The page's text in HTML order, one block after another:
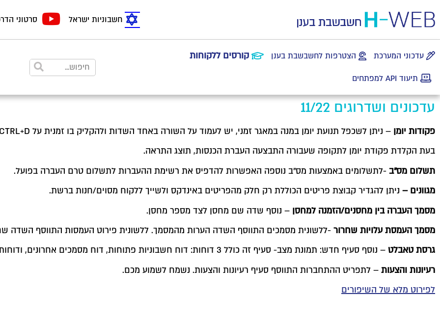
חשבוניות ישראל סרטוני
עדכוני המערכת הצטרפות לחשבשבת בענן קורסים ללקוחות
תיעוד API למפתחים
עדכונים ושדרוגים 11/22
פקודות יומן – ניתן לשכפל תנועת יומן במנה במאגר זמני, יש לעמוד על השורה באחד השדות ולהקליק בו זמנית על CTRL+D או קליק ימני – שיכפול שורה.
בעת הקלדת פקודת יומן לתקופה שעבורה התבצעה העברת הכנסות, תוצג התראה.
תשלום מס"ב -לתשלומים באמצעות מס"ב נוספה האפשרות להדפיס את רשימת ההעברות לתשלום טרם העברה בפועל.
מגוונים – ניתן להגדיר קבוצת פריטים הכוללת רק חלק מהפריטים באינדקס ולשייך ללקוח מסוים/חנות ברשת.
מסמך העברה בין מחסנים/הזמנה למחסן – נוסף שדה שם מחסן לצד מספר מחסן.
מסמך העמסת עלויות שחרור -ללשונית מסמכים התווסף השדה הערות מהמסמך. ללשונית פירוט העמסות התווסף השדה
גרסת טאבלט – נוסף סעיף חדש: תמונת מצב- סעיף זה כולל 3 דוחות: דוח חשבוניות פתוחות, דוח מסמכים אחרונים, ודוחות BI.
רעיונות והצעות – לתפריט ההתחברות התווסף סעיף רעיונות והצעות. נשמח לשמוע מכם.
לפירוט מלא של השיפורים